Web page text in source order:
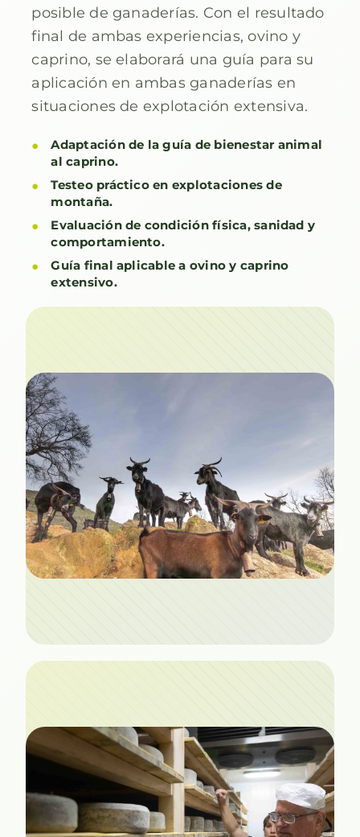
posible de ganaderías. Con el resultado
final de ambas experiencias, ovino y
caprino, se elaborará una guía para su
aplicación en ambas ganaderías en
situaciones de explotación extensiva.
Adaptación de la guía de bienestar animal
al caprino.
Testeo práctico en explotaciones de
montaña.
Evaluación de condición física, sanidad y
comportamiento.
Guía final aplicable a ovino y caprino
extensivo.